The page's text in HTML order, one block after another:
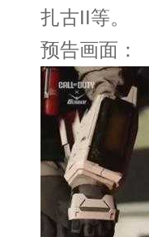
扎古II等。
预告画面：